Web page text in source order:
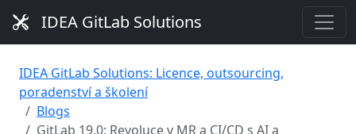
IDEA GitLab Solutions
IDEA GitLab Solutions: Licence, outsourcing,
poradenství a školení
Blogs
GitLab 19.0: Revoluce v MR a CI/CD s AI a